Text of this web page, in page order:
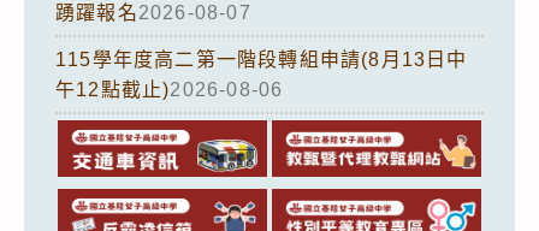
踴躍報名2026-08-07
115學年度高二第一階段轉組申請(8月13日中
午12點截止)2026-08-06